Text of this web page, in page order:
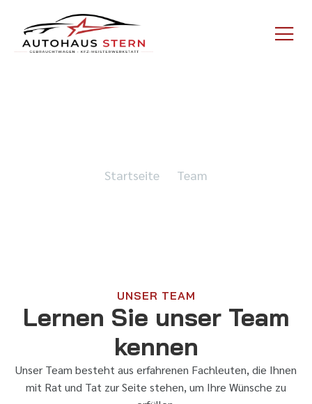
Startseite Team
UNSER TEAM
Lernen Sie unser Team
kennen
Unser Team besteht aus erfahrenen Fachleuten, die Ihnen
mit Rat und Tat zur Seite stehen, um Ihre Wünsche zu